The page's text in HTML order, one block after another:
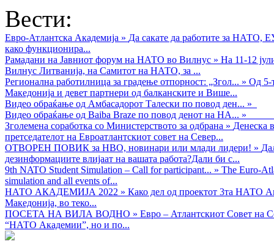
Вести:
Евро-Атлантска Академија » Да сакате да работите за НАТО,
како функционира...
Рамадани на Јавниот форум на НАТО во Вилнус » На 11-12
Вилнус Литванија, на Самитот на НАТО, за ...
Регионална работилница за градење отпорност: „Згол... » Од 5-
Македонија и девет партнери од балканските и Више...
Видео обраќањe од Амбасадорот Талески по повод ден... »
Видео обраќање од Baiba Braze по повод денот на НА... »
Зголемена соработка со Министерството за одбрана » Денеска
претседателот на Евроатлантскиот совет на Север...
ОТВОРЕН ПОВИК за НВО, новинари или млади лидери! »
дезинформациите влијаат на вашата работа?Дали би с...
9th NATO Student Simulation – Call for participant... » The Euro-
simulation and all events of...
НАТО АКАДЕМИЈА 2022 » Како дел од проектот 3та НАТО
Македонија, во теко...
ПОСЕТА НА ВИЛА ВОДНО » Евро – Атлантскиот Совет на
“НАТО Академии”, но и по...